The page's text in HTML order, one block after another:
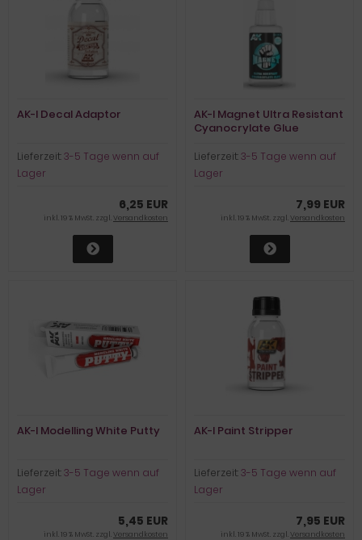
AK-I Decal Adaptor
Lieferzeit:3-5 Tage wenn auf
Lager
6,25 EUR
inkl. 19 % MwSt. zzgl.Versandkosten
AK-I Magnet Ultra Resistant
Cyanocrylate Glue
Lieferzeit:3-5 Tage wenn auf
Lager
7,99 EUR
inkl. 19 % MwSt. zzgl.Versandkosten
AK-I Modelling White Putty
Lieferzeit:3-5 Tage wenn auf
Lager
5,45 EUR
inkl. 19 % MwSt. zzgl.Versandkosten
AK-I Paint Stripper
Lieferzeit:3-5 Tage wenn auf
Lager
7,95 EUR
inkl. 19 % MwSt. zzgl.Versandkosten